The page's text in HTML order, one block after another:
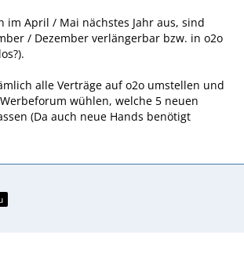
im April / Mai nächstes Jahr aus, sind
/ Dezember verlängerbar bzw. in o2o
alle Verträge auf o2o umstellen und
wühlen, welche 5 neuen
(Da auch neue Hands benötigt